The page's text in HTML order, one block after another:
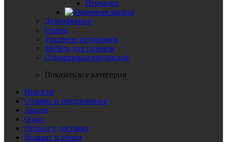
Перчатки
Дезинфекция
Разное
Удаление татуировок
Мебель для салонов
Одноразовая продукция
Показать все категории
Новости
Отзывы и предложения
Акции
О нас
Оплата и доставка
Возврат и обмен